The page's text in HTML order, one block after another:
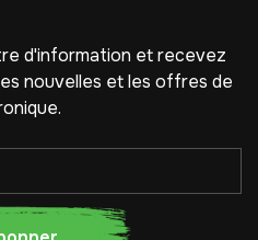
d'information et recevez
nouvelles et les offres de